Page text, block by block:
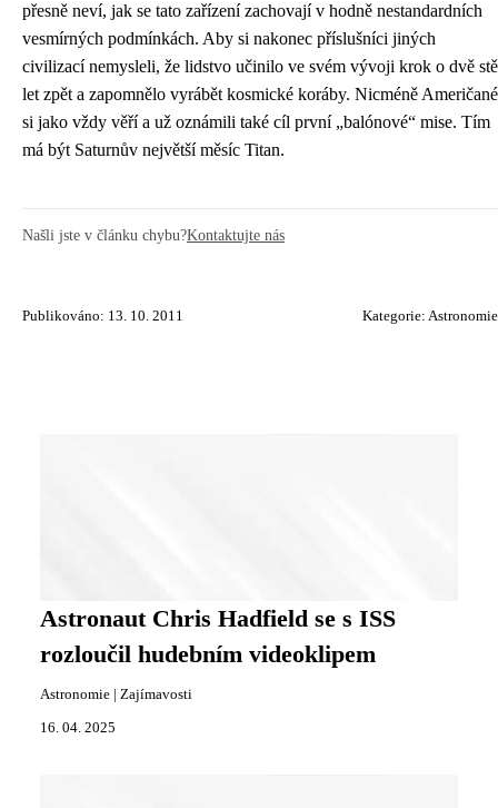
přesně neví, jak se tato zařízení zachovají v hodně nestandardních
vesmírných podmínkách. Aby si nakonec příslušníci jiných
civilizací nemysleli, že lidstvo učinilo ve svém vývoji krok o dvě stě
let zpět a zapomnělo vyrábět kosmické koráby. Nicméně Američané
si jako vždy věří a už oznámili také cíl první „balónové“ mise. Tím
má být Saturnův největší měsíc Titan.
Našli jste v článku chybu?Kontaktujte nás
Publikováno: 13. 10. 2011 Kategorie: Astronomie
Astronaut Chris Hadfield se s ISS
rozloučil hudebním videoklipem
Astronomie Zajímavosti
16. 04. 2025